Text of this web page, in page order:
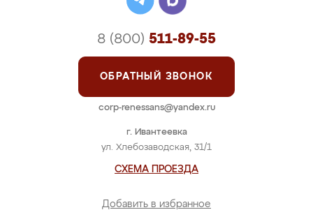
г. Ивантеевка
ул. Хлебозаводская, 31/1
СХЕМА ПРОЕЗДА
Добавить в избранное
8 (800) 511-89-55
ОБРАТНЫЙ ЗВОНОК
corp-renessans@yandex.ru